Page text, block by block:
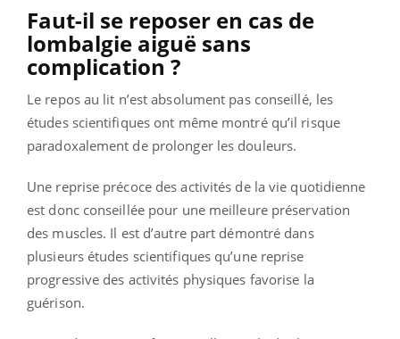
Faut-il se reposer en cas de
lombalgie aiguë sans
complication ?
Le repos au lit n’est absolument pas conseillé, les
études scientifiques ont même montré qu’il risque
paradoxalement de prolonger les douleurs.
Une reprise précoce des activités de la vie quotidienne
est donc conseillée pour une meilleure préservation
des muscles. Il est d’autre part démontré dans
plusieurs études scientifiques qu’une reprise
progressive des activités physiques favorise la
guérison.